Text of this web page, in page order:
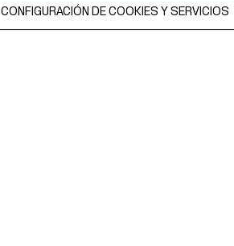
CONFIGURACIÓN DE COOKIES Y SERVICIOS